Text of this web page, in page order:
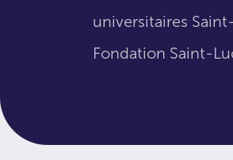
universitaires
Fondation Saint-